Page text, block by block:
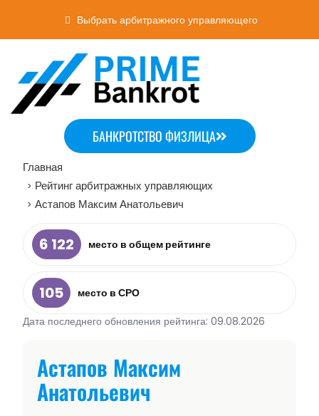
Выбрать арбитражного управляющего
БАНКРОТСТВО ФИЗЛИЦА
Главная
> Рейтинг арбитражных управляющих
> Астапов Максим Анатольевич
6 122 место в общем рейтинге
105
место в СРО
Дата последнего обновления рейтинга: 09.08.2026
Астапов Максим
Анатольевич